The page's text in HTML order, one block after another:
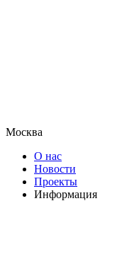
Москва
О нас
Новости
Проекты
Информация